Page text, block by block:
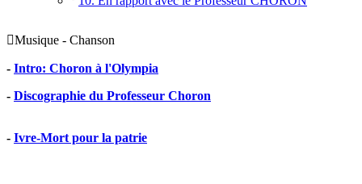
Musique - Chanson
- Intro: Choron à l'Olympia
- Discographie du Professeur Choron
- Ivre-Mort pour la patrie